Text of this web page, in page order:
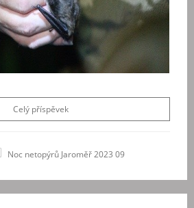
Celý příspěvek
Noc netopýrů Jaroměř 2023 09